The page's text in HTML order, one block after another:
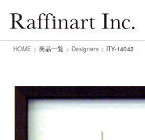
HOME > 商品一覧 > Designers > ITY-14042